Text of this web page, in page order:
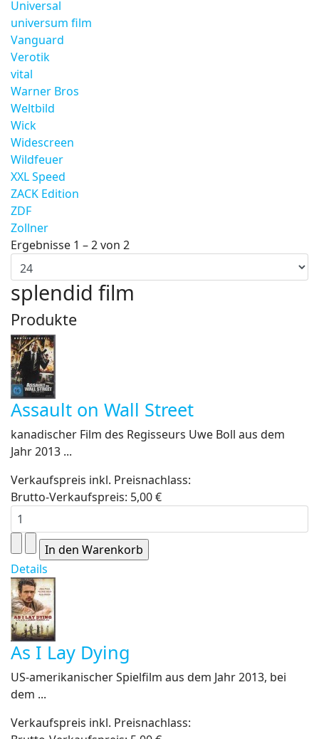
Universal
universum film
Vanguard
Verotik
vital
Warner Bros
Weltbild
Wick
Widescreen
Wildfeuer
XXL Speed
ZACK Edition
ZDF
Zollner
Ergebnisse 1 – 2 von 2
splendid film
Produkte
Assault on Wall Street
kanadischer Film des Regisseurs Uwe Boll aus dem
Jahr 2013 ...
Verkaufspreis inkl. Preisnachlass:
Brutto-Verkaufspreis: 5,00 €
Details
As I Lay Dying
US-amerikanischer Spielfilm aus dem Jahr 2013, bei
dem ...
Verkaufspreis inkl. Preisnachlass: